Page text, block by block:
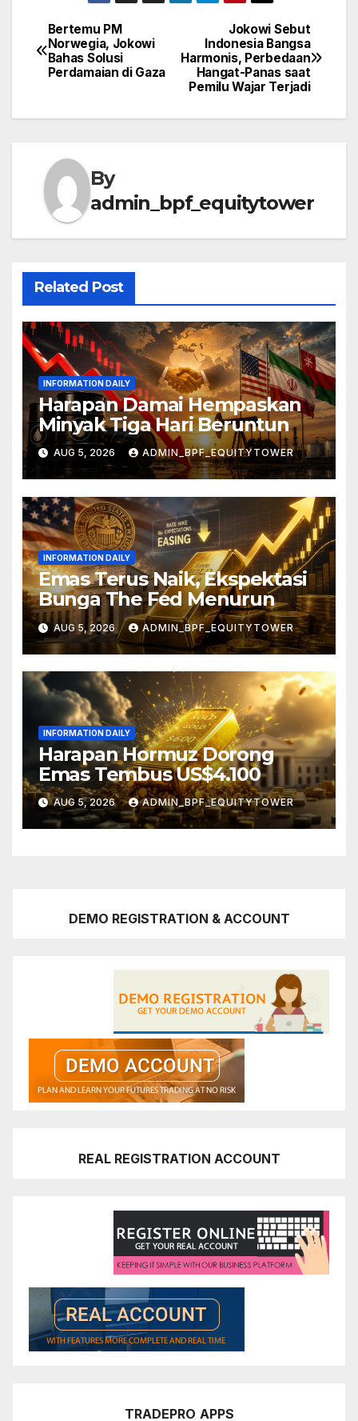
Post
navigation
Jokowi Sebut
Indonesia Bangsa
Harmonis, Perbedaan
Hangat-Panas saat
Pemilu Wajar Terjadi
Bertemu PM
Norwegia, Jokowi
Bahas Solusi
Perdamaian di Gaza
By
admin_bpf_equitytower
Related Post
INFORMATION DAILY
Harapan Damai Hempaskan
Minyak Tiga Hari Beruntun
AUG 5, 2026 ADMIN_BPF_EQUITYTOWER
INFORMATION DAILY
Emas Terus Naik, Ekspektasi
Bunga The Fed Menurun
AUG 5, 2026 ADMIN_BPF_EQUITYTOWER
INFORMATION DAILY
Harapan Hormuz Dorong
Emas Tembus US$4.100
AUG 5, 2026 ADMIN_BPF_EQUITYTOWER
DEMO REGISTRATION & ACCOUNT
REAL REGISTRATION ACCOUNT
TRADEPRO APPS